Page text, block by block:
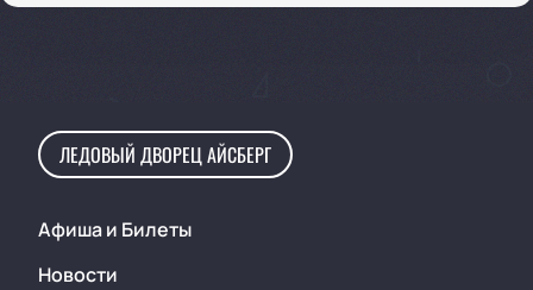
ЛЕДОВЫЙ ДВОРЕЦ АЙСБЕРГ
Афиша и Билеты
Новости